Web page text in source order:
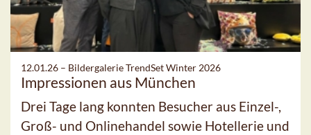
12.01.26 – Bildergalerie TrendSet Winter 2026
Impressionen aus München
Drei Tage lang konnten Besucher aus Einzel-,
Groß- und Onlinehandel sowie Hotellerie und